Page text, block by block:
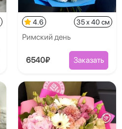
4.6 35 x 40 см
Римский день
6540₽ Заказать